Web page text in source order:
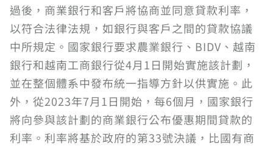
過後，商業銀行和客戶將協商並同意貸款利率，
以符合法律法規，如銀行與客戶之間的貸款協議
中所規定。國家銀行要求農業銀行、BIDV、越南
銀行和越南工商銀行從4月1日開始實施該計劃，
並在整個體系中發布統一指導方針以供實施。此
外，從2023年7月1日開始，每6個月，國家銀行
將向參與該計劃的商業銀行公布優惠期間貸款的
利率。利率將基於政府的第33號決議，比國有商